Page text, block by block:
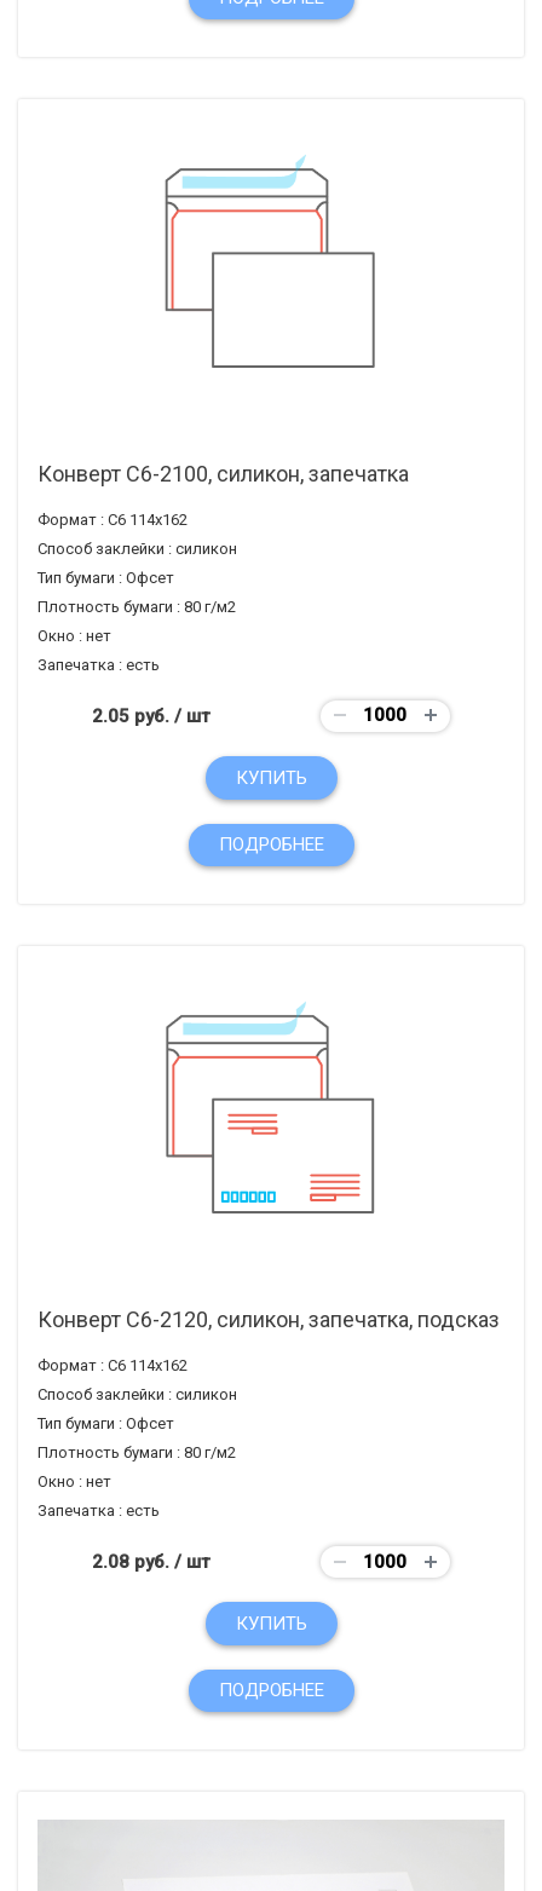
Конверт С6-2100, силикон, запечатка
Формат : С6 114х162
Способ заклейки : силикон
Тип бумаги : Офсет
Плотность бумаги : 80 г/м2
Окно : нет
Запечатка : есть
2.05 руб./ шт
КУПИТЬ
ПОДРОБНЕЕ
Конверт С6-2120, силикон, запечатка, подсказ
Формат : С6 114х162
Способ заклейки : силикон
Тип бумаги : Офсет
Плотность бумаги : 80 г/м2
Окно : нет
Запечатка : есть
2.08 руб./ шт
КУПИТЬ
ПОДРОБНЕЕ